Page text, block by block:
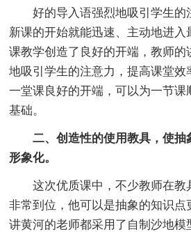
好的导入语强烈地吸引学生的
新课的开始就能迅速、主动地进入
课教学创造了良好的开端，教师的
地吸引学生的注意力，提高课堂效
一堂课良好的开端，可以为一节课
基础。
二、创造性的使用教具，使抽
形象化。
这次优质课中，不少教师在教
非常到位，他可以是抽象的知识点
讲黄河的老师都采用了自制沙地模